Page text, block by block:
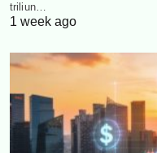
triliun…
1 week ago